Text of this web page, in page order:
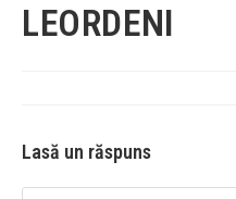
LEORDENI
Lasă un răspuns